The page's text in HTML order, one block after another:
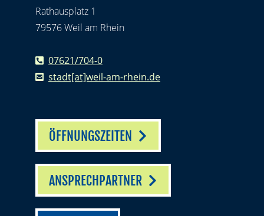
Rathausplatz 1
79576 Weil am Rhein
07621/704-0
stadt[at]weil-am-rhein.de
ÖFFNUNGSZEITEN
ANSPRECHPARTNER